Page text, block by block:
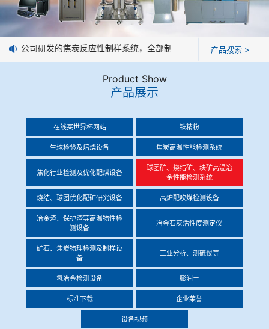
球团矿/烧结矿/块矿高温冶金性能检测系统
烧结/球团优化配矿研究设备
冶金渣、保护渣等高温物性检测设备
矿石、焦炭物理检测及制样设备
工业分析、测硫仪等
企业业绩
技术交流
企业荣誉
在线买世界杯网站
我公司研发的焦炭反应性制样系统，全部制样过程机械化操作，没
产品搜索 >
Product Show
产品展示
在线买世界杯网站 铁精粉
生球检验及焙烧设备 焦炭高温性能检测系统
焦化行业检测及优化配煤设备
球团矿、烧结矿、块矿高温冶
金性能检测系统
烧结、球团优化配矿研究设备 高炉配吹煤检测设备
冶金渣、保护渣等高温物性检
测设备
冶金石灰活性度测定仪
矿石、焦炭物理检测及制样设
备
工业分析、测硫仪等
氢冶金检测设备 膨润土
标准下载 企业荣誉
设备视频